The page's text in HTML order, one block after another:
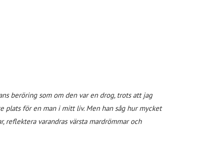
beröring som om den var en drog, trots att jag
plats för en man i mitt liv. Men han såg hur mycket
reflektera varandras värsta mardrömmar och